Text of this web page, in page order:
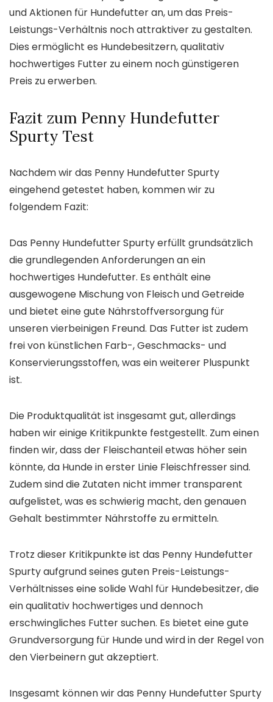
und Aktionen für Hundefutter an, um das Preis-
Leistungs-Verhältnis noch attraktiver zu gestalten.
Dies ermöglicht es Hundebesitzern, qualitativ
hochwertiges Futter zu einem noch günstigeren
Preis zu erwerben.
Fazit zum Penny Hundefutter
Spurty Test
Nachdem wir das Penny Hundefutter Spurty
eingehend getestet haben, kommen wir zu
folgendem Fazit:
Das Penny Hundefutter Spurty erfüllt grundsätzlich
die grundlegenden Anforderungen an ein
hochwertiges Hundefutter. Es enthält eine
ausgewogene Mischung von Fleisch und Getreide
und bietet eine gute Nährstoffversorgung für
unseren vierbeinigen Freund. Das Futter ist zudem
frei von künstlichen Farb-, Geschmacks- und
Konservierungsstoffen, was ein weiterer Pluspunkt
ist.
Die Produktqualität ist insgesamt gut, allerdings
haben wir einige Kritikpunkte festgestellt. Zum einen
finden wir, dass der Fleischanteil etwas höher sein
könnte, da Hunde in erster Linie Fleischfresser sind.
Zudem sind die Zutaten nicht immer transparent
aufgelistet, was es schwierig macht, den genauen
Gehalt bestimmter Nährstoffe zu ermitteln.
Trotz dieser Kritikpunkte ist das Penny Hundefutter
Spurty aufgrund seines guten Preis-Leistungs-
Verhältnisses eine solide Wahl für Hundebesitzer, die
ein qualitativ hochwertiges und dennoch
erschwingliches Futter suchen. Es bietet eine gute
Grundversorgung für Hunde und wird in der Regel von
den Vierbeinern gut akzeptiert.
Insgesamt können wir das Penny Hundefutter Spurty